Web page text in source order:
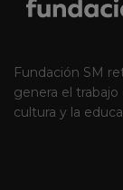
Fundación SM
genera el
cultura y la